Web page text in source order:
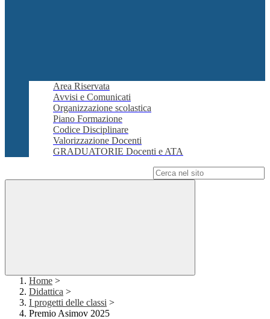
Area Riservata
Avvisi e Comunicati
Organizzazione scolastica
Piano Formazione
Codice Disciplinare
Valorizzazione Docenti
GRADUATORIE Docenti e ATA
Home >
Didattica >
I progetti delle classi >
Premio Asimov 2025